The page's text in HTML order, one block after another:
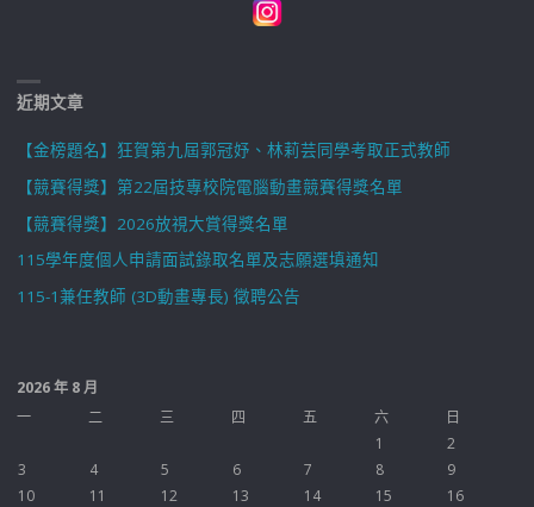
近期文章
【金榜題名】狂賀第九屆郭冠妤、林莉芸同學考取正式教師
【競賽得獎】第22屆技專校院電腦動畫競賽得獎名單
【競賽得獎】2026放視大賞得獎名單
115學年度個人申請面試錄取名單及志願選填通知
115-1兼任教師 (3D動畫專長) 徵聘公告
2026 年 8 月
一
二 三 四 五 六
日
1
2
3
4 5 6 7 8
9
10
11 12 13 14 15
16